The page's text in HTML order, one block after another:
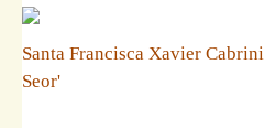
Santa Francisca Xavier
Seor'